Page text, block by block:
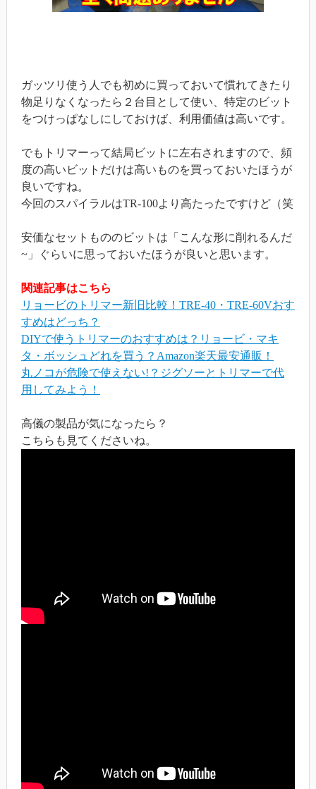
ガッツリ使う人でも初めに買っておいて慣れてきたり
物足りなくなったら２台目として使い、特定のビット
をつけっぱなしにしておけば、利用価値は高いです。
でもトリマーって結局ビットに左右されますので、頻
度の高いビットだけは高いものを買っておいたほうが
良いですね。
今回のスパイラルはTR-100より高たったですけど（笑
安価なセットもののビットは「こんな形に削れるんだ
~」ぐらいに思っておいたほうが良いと思います。
関連記事はこちら
リョービのトリマー新旧比較！TRE-40・TRE-60Vおす
すめはどっち？
DIYで使うトリマーのおすすめは？リョービ・マキ
タ・ボッシュどれを買う？Amazon楽天最安通販！
丸ノコが危険で使えない!？ジグソーとトリマーで代
用してみよう！
高儀の製品が気になったら？
こちらも見てくださいね。